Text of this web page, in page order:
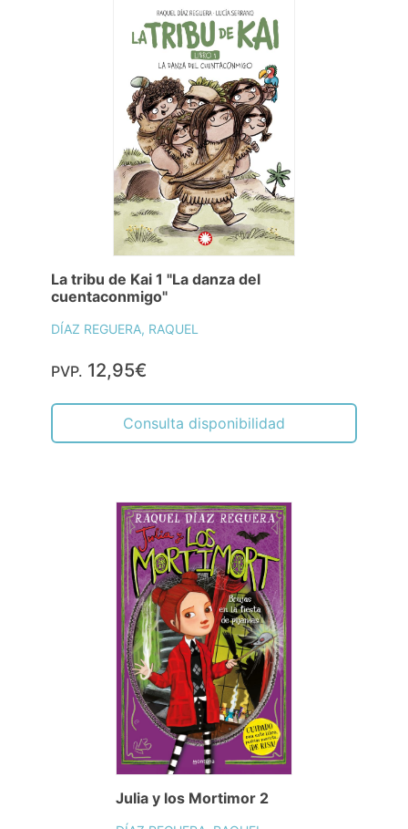
La tribu de Kai 1 "La danza del
cuentaconmigo"
DÍAZ REGUERA, RAQUEL
PVP. 12,95€
Consulta disponibilidad
Julia y los Mortimor 2